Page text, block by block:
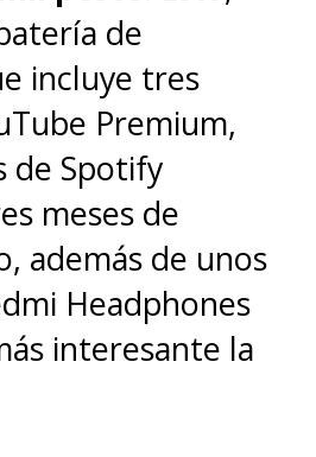
de
incluye tres
Premium,
de Spotify
meses de
además de unos
Headphones
interesante la